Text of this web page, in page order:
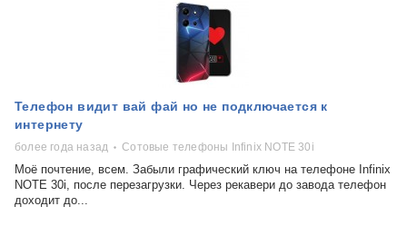
Телефон видит вай фай но не подключается к
интернету
более года назад Сотовые телефоны Infinix NOTE 30i
Моё почтение, всем. Забыли графический ключ на телефоне Infinix
NOTE 30i, после перезагрузки. Через рекавери до завода телефон
доходит до...